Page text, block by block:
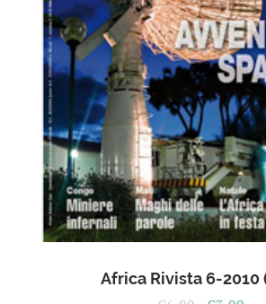
Africa Rivista 6-2010